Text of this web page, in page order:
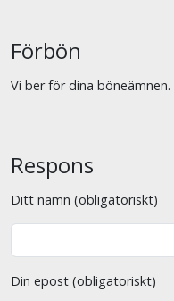
Förbön
Vi ber för dina böneämnen.
Respons
Ditt namn (obligatoriskt)
Din epost (obligatoriskt)